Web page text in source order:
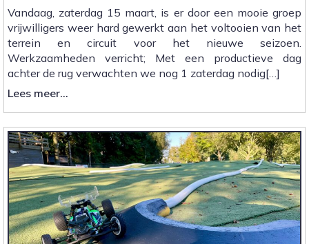
Vandaag, zaterdag 15 maart, is er door een mooie groep
vrijwilligers weer hard gewerkt aan het voltooien van het
terrein en circuit voor het nieuwe seizoen.
Werkzaamheden verricht; Met een productieve dag
achter de rug verwachten we nog 1 zaterdag nodig[…]
Lees meer...
15
maart
2025